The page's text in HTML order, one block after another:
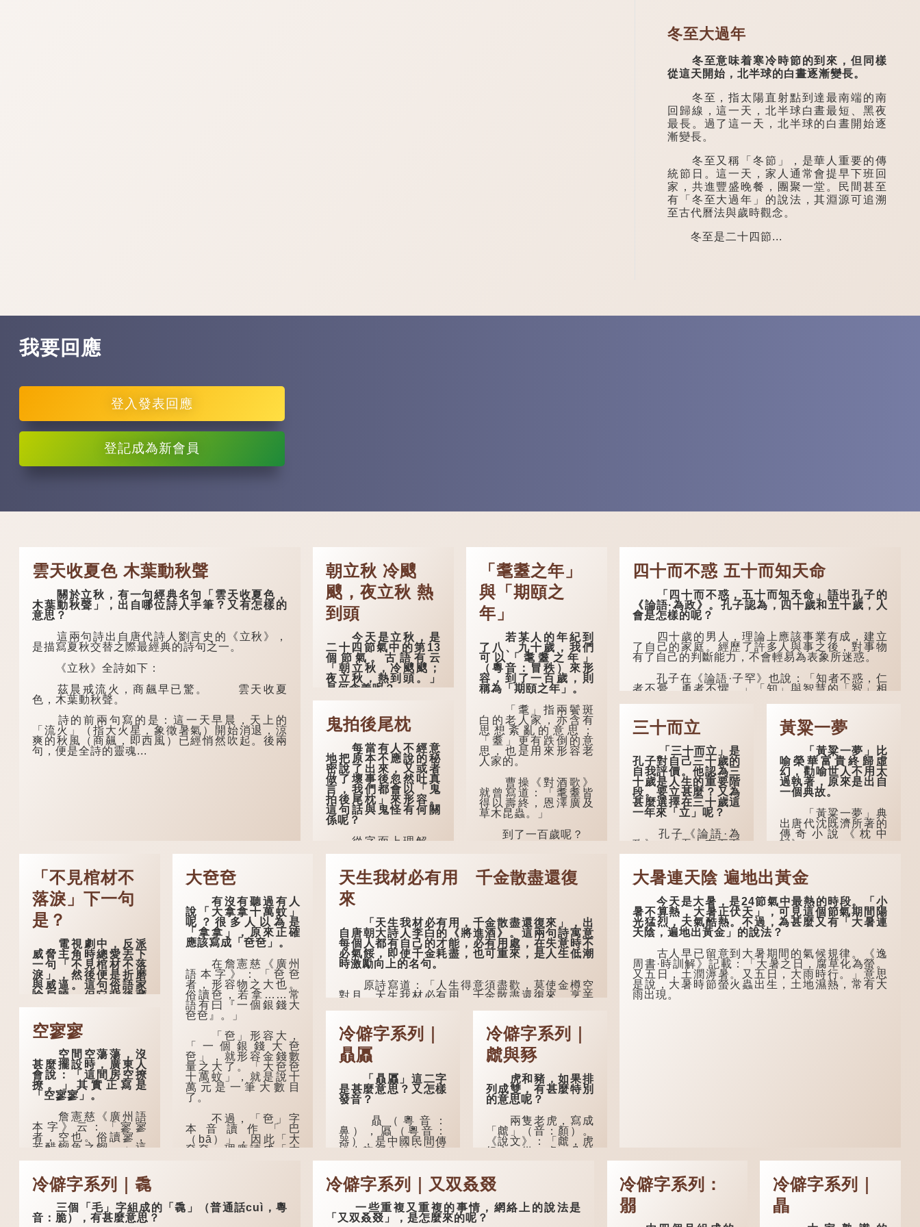
冬至大過年
冬至意味着寒冷時節的到來，但同樣
從這天開始，北半球的白晝逐漸變長。
冬至，指太陽直射點到達最南端的南
回歸線，這一天，北半球白晝最短、黑夜
最長。過了這一天，北半球的白晝開始逐
漸變長。
冬至又稱「冬節」，是華人重要的傳
統節日。這一天，家人通常會提早下班回
家，共進豐盛晚餐，團聚一堂。民間甚至
有「冬至大過年」的說法，其淵源可追溯
至古代曆法與歲時觀念。
冬至是二十四節...
我要回應
登入發表回應
登記成為新會員
雲天收夏色 木葉動秋聲
關於立秋，有一句經典名句「雲天收夏色，
木葉動秋聲」，出自哪位詩人手筆？又有怎樣的
意思？
這兩句詩出自唐代詩人劉言史的《立秋》，
是描寫夏秋交替之際最經典的詩句之一。
《立秋》全詩如下：
茲晨戒流火，商飆早已驚。 雲天收夏
色，木葉動秋聲。
詩的前兩句寫的是：這一天早晨，天上的
「流火」（指大火星，象徵暑氣）開始消退，涼
爽的秋風（商飆，即西風）已經悄然吹起。後兩
句，便是全詩的靈魂...
朝立秋 冷颼
颼，夜立秋 熱
到頭
今天是立秋，是
二十四節氣中的第13
個節氣。古語有云
「朝立秋，冷颼颼；
夜立秋，熱到頭。」
是何含義呢？
崔寔《四民月令》：
「朝立秋，冷颼颼；
夜立秋，熱到頭」。
到了清代，顧祿在
《清嘉錄》中記錄蘇
州風俗時，也引用了
這句諺語。不過當地
百姓的口頭說法是
「朝立秋，渹颼颼；
夜立秋，熱吽吽」。
雖然用字略有不同，
但意思完全一致。
那麼，這句話到
了古人的一種樸素觀
察：如果立秋的精
確...
鬼拍後尾枕
每當有人不經意
地把原本不應說的秘
密說了出來，又或者
做了壞事後忽然吐真
言，我們都會以「鬼
拍後尾枕」來形容。
這句話與鬼怪有何關
係呢？
從字面上理解，
「後尾枕」的本字應
zhěn，與「枕」同
音）。《說文解
字》：「䪴，項枕
也。」意思是頭後部
民間流傳有一種
說法，人會將一些不
欲為人所知的記憶藏
於頸後之處。如果忽
不明東西（如鬼魂）
在後腦拍了一下，藏
「耄耋之年」
與「期頤之
年」
若某人的年紀到
了八、九十歲，我們
可以「耄耋之年」
（粵音：冒秩）來形
容，到了一百歲，則
稱為「期頤之年」。
「耄」指兩鬢斑
白的老人家，亦含有
思想紊亂的意思；
「耋」更有跌倒的意
思，也是用來形容老
人家的。
曹操《對酒歌》
就曾寫道：「耄耋皆
得以壽終，恩澤廣及
草木昆蟲。」
到了一百歲呢？
禮上》：「百年曰期
頤。」鄭玄註：
味，孝子要盡養道...
四十而不惑 五十而知天命
「四十而不惑，五十而知天命」語出孔子的
《論語·為政》。孔子認為，四十歲和五十歲，人
會是怎樣的呢？
四十歲的男人，理論上應該事業有成，建立
了自己的家庭。經歷了許多人與事之後，對事物
有了自己的判斷能力，不會輕易為表象所迷惑。
孔子在《論語·子罕》也說：「知者不惑，仁
者不憂，勇者不懼。」「知」與智慧的「智」相
三十而立
「三十而立」是
孔子對自己三十歲的
自我評價。他認為三
十歲是人生的重要階
段。要立甚麼？又為
甚麼選擇在三十歲這
一年來「立」呢？
孔子《論語·為
政》：「吾十有五而
志於學，三十而立，
知天命，六十而耳
順，七十而從心所
欲，不逾矩。」
在古代，男子一
般於二十歲進行冠
禮，冠禮完成後便是
成人，但由於未達壯
年，所以又稱「弱
冠」。《禮記·曲
禮》明確記載：「人
生十年曰幼，學；二
十曰弱，冠；三十曰
黃粱一夢
「黃粱一夢」比
喻榮華富貴終歸虛
幻，勸喻世人不用太
過執著，原來是出自
一個典故。
「黃粱一夢」典
出唐代沈既濟所著的
傳奇小說《枕中
記》。
唐朝開元年間，有一
個窮困潦倒的盧姓書
生，在上京赴考的途
中經過一間旅店休
息，碰巧遇到一位呂
姓道士，兩人暢談甚
言談間，盧姓書
生感慨自己雖貴為讀
書人，但一直未能考
取功名，仍然貧困，
「不見棺材不
落淚」下一句
是？
電視劇中，反派
威脅主角時總愛丟下
一句「不見棺材不落
淚」，然後便是折磨
與威逼。這句俗語家
喻戶曉，但它背後藏
着怎樣的故事呢？
「不見棺材不落
淚」的原句，有說法
是「不見棺材不下
淚」或「不見親棺不
下淚」，出自明朝蘭
陵笑笑生所著的《金
瓶梅詞話》第九十八
回。原意是指人未親
眼見到親人棺木，便
不會真正感到悲傷；
後來引申為比喻人執
迷不悟，不到徹底失
敗，便不肯罷休。
句耳熟能詳，但它其
實還有下半句——
「不到黃河心不
死」...
空寥寥
空間空蕩蕩，沒
甚麼擺設時，廣東人
會說：「這間房空撩
撩。」其實正寫是
「空寥寥」。
詹憲慈《廣州語
本字》云：「寥寥
者，空也。俗讀寥，
若醋餾魚之餾。」這
《說文》注本中，
「寥」是「廫」的篆
形，解作空渺、空
虛。如《列仙傳·安期
先生》載琊阜老人故
大夿夿
有沒有聽過有人
說「大拿拿十萬蚊」
呢？很多人以為是
「拿拿」，原來正確
應該寫成「夿夿」。
在詹憲慈《廣州
語本字》：「夿夿
者，形容物之大也。
俗讀夿，若拿……常
語有曰『一個銀錢大
夿夿』。」
「夿」形容大，
「一個銀錢大夿
夿」，就形容金錢數
量之大了。「大夿夿
十萬蚊」，就是說十
萬元是一筆大數目
了。
不過，「夿」字
本音讀作「巴
（bā）」，因此「大
夿夿」理應讀成「大
天生我材必有用 千金散盡還復
來
「天生我材必有用，千金散盡還復來」，出
自唐朝大詩人李白的《將進酒》。這兩句詩寓意
每個人都有自己的才能，必有用處，在失意時不
必氣餒，即使千金耗盡，也可重來，是人生低潮
時激勵向上的名句。
原詩寫道：「人生得意須盡歡，莫使金樽空
對月。天生我材必有用，千金散盡還復來。烹羊
去，也終會重新得到。
李白作此詩時，大約是天寶十一年。當時他
已被唐玄宗賜金放還約八年，這期間經常與朋友
遊山玩水，部分詩作顯露出懷才...
冷僻字系列｜
贔屭
「贔屭」這二字
是甚麼意思？又怎樣
發音？
贔（粵音：
鼻），屭（粵音：
器），是中國民間傳
說中龍所生的九個兒
子之一，外形像
據明代楊慎《升
庵外集》記載，龍生
九子的次序排列為：
贔屭、螭吻、蒲牢、
冷僻字系列｜
虤與豩
虎和豬，如果排
列成雙，有甚麼特別
的意思呢？
兩隻老虎，寫成
「虤」（音：顏）。
《說文》：「虤，虎
怒也。從二虎。凡虤
人詩中亦有「求閑未
得閑，眾誚瞋虤虤」
之句，意思是眾人的
譏諷讓人怒目而視。
大暑連天陰 遍地出黃金
今天是大暑，是24節氣中最熱的時段。「小
暑不算熱，大暑正伏天」，可見這個節氣期間陽
光猛烈，天氣酷熱。不過，為甚麼又有「大暑連
天陰，遍地出黃金」的說法？
古人早已留意到大暑期間的氣候規律。《逸
周書·時訓解》記載：「大暑之日，腐草化為螢。
又五日，土潤溽暑。又五日，大雨時行。」意思
是說，大暑時節螢火蟲出生，土地濕熱，常有大
雨出現。
冷僻字系列｜毳
三個「毛」字組成的「毳」（普通話cuì，粵
音：脆），有甚麼意思？
冷僻字系列｜又双叒叕
一些重複又重複的事情，網絡上的說法是
「又双叒叕」，是怎麼來的呢？
冷僻字系列：
朤
冷僻字系列｜
瞐